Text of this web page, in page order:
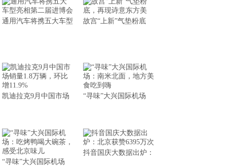
通用汽车将携五大车型 故宫“上新”气垫粉底
凯迪拉克9月中国市场 “寻味”大兴国际机场
“寻味”大兴国际机场
抖音国庆大数据出炉：